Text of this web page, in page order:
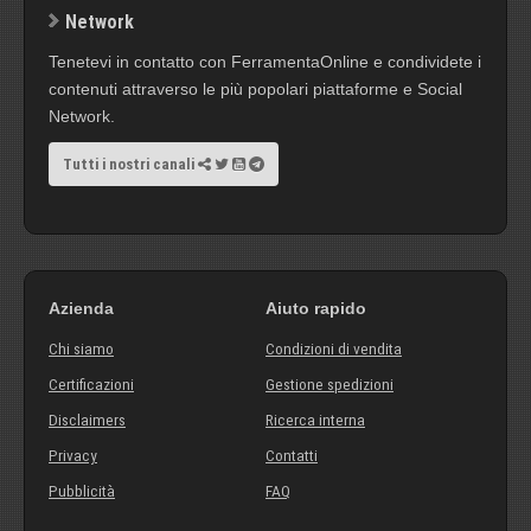
Network
Tenetevi in contatto con FerramentaOnline e condividete i
contenuti attraverso le più popolari piattaforme e Social
Network.
Tutti i nostri canali
Azienda
Chi siamo
Certificazioni
Disclaimers
Privacy
Pubblicità
Aiuto rapido
Condizioni di vendita
Gestione spedizioni
Ricerca interna
Contatti
FAQ